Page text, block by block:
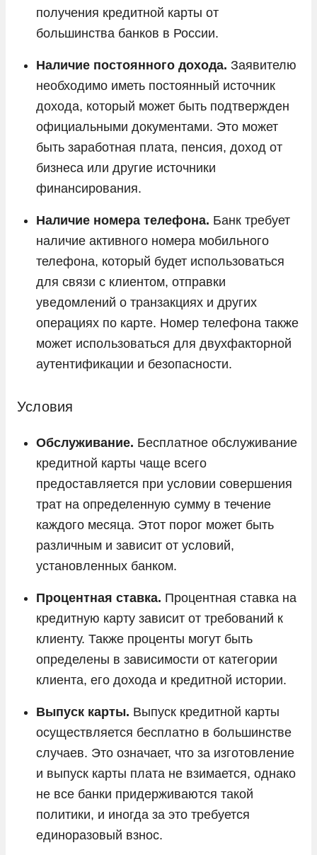
получения кредитной карты от
большинства банков в России.
Наличие постоянного дохода. Заявителю
необходимо иметь постоянный источник
дохода, который может быть подтвержден
официальными документами. Это может
быть заработная плата, пенсия, доход от
бизнеса или другие источники
финансирования.
Наличие номера телефона. Банк требует
наличие активного номера мобильного
телефона, который будет использоваться
для связи с клиентом, отправки
уведомлений о транзакциях и других
операциях по карте. Номер телефона также
может использоваться для двухфакторной
аутентификации и безопасности.
Условия
Обслуживание. Бесплатное обслуживание
кредитной карты чаще всего
предоставляется при условии совершения
трат на определенную сумму в течение
каждого месяца. Этот порог может быть
различным и зависит от условий,
установленных банком.
Процентная ставка. Процентная ставка на
кредитную карту зависит от требований к
клиенту. Также проценты могут быть
определены в зависимости от категории
клиента, его дохода и кредитной истории.
Выпуск карты. Выпуск кредитной карты
осуществляется бесплатно в большинстве
случаев. Это означает, что за изготовление
и выпуск карты плата не взимается, однако
не все банки придерживаются такой
политики, и иногда за это требуется
единоразовый взнос.